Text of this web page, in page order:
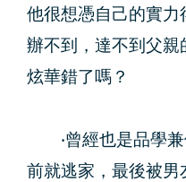
他很想憑自己的實力
辦不到，達不到父親
炫華錯了嗎？
‧曾經也是品學兼
前就逃家，最後被